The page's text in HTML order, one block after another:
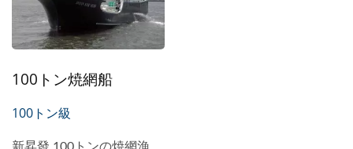
100トン焼網船
100トン級
新昇發 100トンの焼網漁